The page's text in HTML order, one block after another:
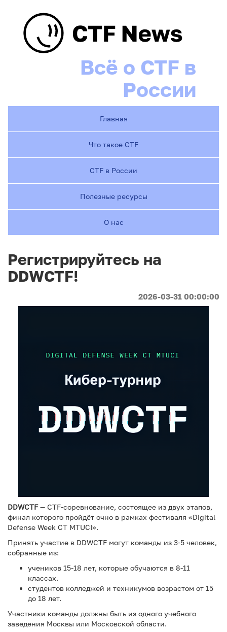
Всё о CTF в
России
Главная
Что такое CTF
CTF в России
Полезные ресурсы
О нас
Регистрируйтесь на
DDWCTF!
2026-03-31 00:00:00
DDWCTF— CTF-соревнование, состоящее из двух этапов,
финал которого пройдёт очно в рамках фестиваля «Digital
Defense Week CT MTUCI».
Принять участие в DDWCTF могут команды из 3-5 человек,
собранные из:
учеников 15-18 лет, которые обучаются в 8-11
классах.
студентов колледжей и техникумов возрастом от 15
до 18 лет.
Участники команды должны быть из одного учебного
заведения Москвы или Московской области.